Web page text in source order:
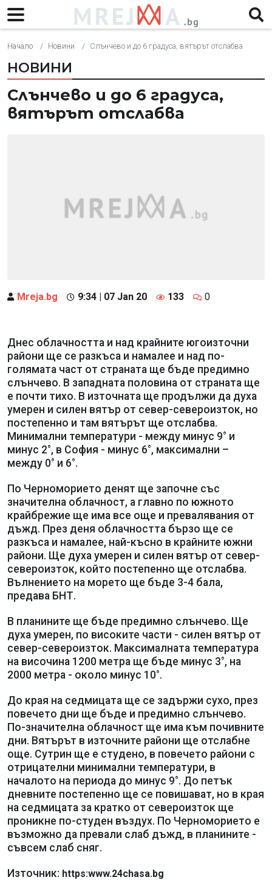
Начало Новини Слънчево и до 6 градуса, вятърът отслабва
НОВИНИ
Слънчево и до 6 градуса,
вятърът отслабва
Mreja.bg 9:34 | 07 Jan 20 133 0
Днес облачността и над крайните югоизточни
райони ще се разкъса и намалее и над по-
голямата част от страната ще бъде предимно
слънчево. В западната половина от страната ще
е почти тихо. В източната ще продължи да духа
умерен и силен вятър от север-североизток, но
постепенно и там вятърът ще отслабва.
Минимални температури - между минус 9° и
минус 2°, в София - минус 6°, максимални –
между 0° и 6°.
По Черноморието денят ще започне със
значителна облачност, а главно по южното
крайбрежие ще има все още и превалявания от
дъжд. През деня облачността бързо ще се
разкъса и намалее, най-късно в крайните южни
райони. Ще духа умерен и силен вятър от север-
североизток, който постепенно ще отслабва.
Вълнението на морето ще бъде 3-4 бала,
предава БНТ.
В планините ще бъде предимно слънчево. Ще
духа умерен, по високите части - силен вятър от
север-североизток. Максималната температура
на височина 1200 метра ще бъде минус 3°, на
2000 метра - около минус 10°.
До края на седмицата ще се задържи сухо, през
повечето дни ще бъде и предимно слънчево.
По-значителна облачност ще има към почивните
дни. Вятърът в източните райони ще отслабне
още. Сутрин ще е студено, в повечето райони с
отрицателни минимални температури, в
началото на периода до минус 9°. До петък
дневните постепенно ще се повишават, но в края
на седмицата за кратко от североизток ще
проникне по-студен въздух. По Черноморието е
възможно да превали слаб дъжд, в планините -
съвсем слаб сняг.
Източник: https:www.24chasa.bg